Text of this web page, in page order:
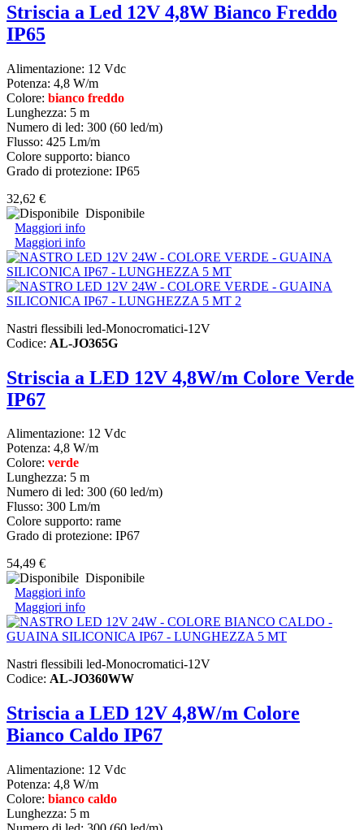
Striscia a Led 12V 4,8W Bianco Freddo
IP65
Alimentazione: 12 Vdc
Potenza: 4,8 W/m
Colore: bianco freddo
Lunghezza: 5 m
Numero di led: 300 (60 led/m)
Flusso: 425 Lm/m
Colore supporto: bianco
Grado di protezione: IP65
32,62 €
Disponibile
Maggiori info
Maggiori info
Nastri flessibili led-Monocromatici-12V
Codice: AL-JO365G
Striscia a LED 12V 4,8W/m Colore Verde
IP67
Alimentazione: 12 Vdc
Potenza: 4,8 W/m
Colore: verde
Lunghezza: 5 m
Numero di led: 300 (60 led/m)
Flusso: 300 Lm/m
Colore supporto: rame
Grado di protezione: IP67
54,49 €
Disponibile
Maggiori info
Maggiori info
Nastri flessibili led-Monocromatici-12V
Codice: AL-JO360WW
Striscia a LED 12V 4,8W/m Colore
Bianco Caldo IP67
Alimentazione: 12 Vdc
Potenza: 4,8 W/m
Colore: bianco caldo
Lunghezza: 5 m